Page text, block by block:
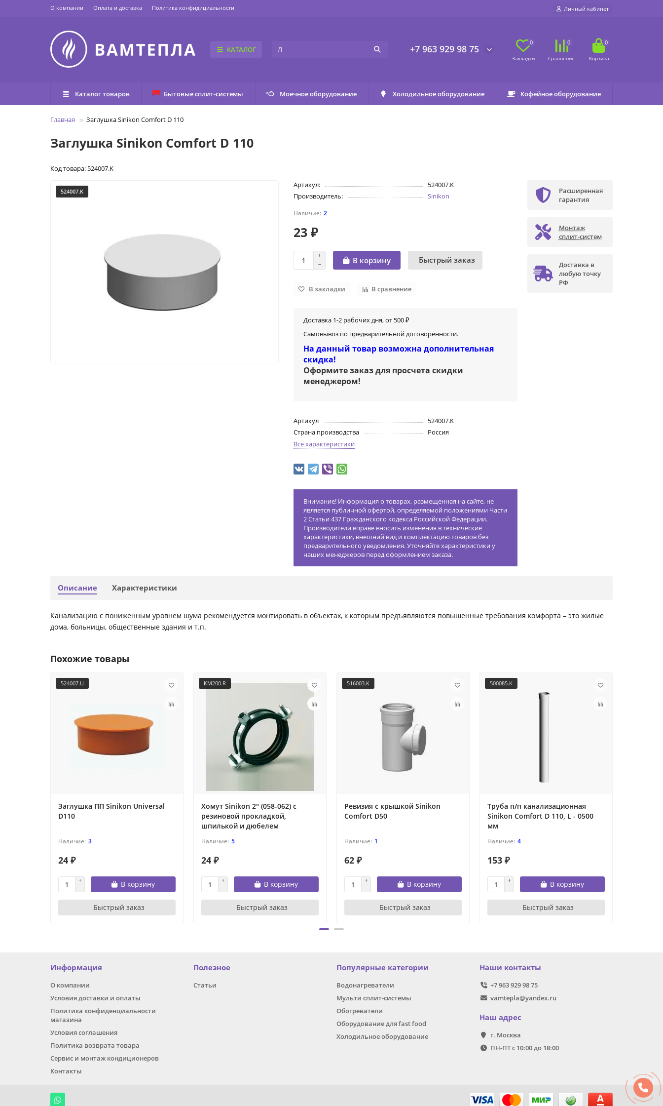
О компании Оплата и доставка Политика конфидициальности Личный кабинет
КАТАЛОГ +7 963 929 98 75
0 0 0
Каталог товаров Бытовые сплит-системы Моечное оборудование Холодильное оборудование Кофейное оборудование
Главная Заглушка Sinikon Comfort D 110
Заглушка Sinikon Comfort D 110
Код товара: 524007.K
524007.K
Артикул:
524007.K
Производитель:
Sinikon
2
23 ₽
В корзину Быстрый заказ
В закладки В сравнение
Доставка 1-2 рабочих дня, от 500 ₽
Самовывоз по предварительной договоренности.
На данный товар возможна дополнительная
скидка!
Оформите заказ для просчета скидки
менеджером!
Артикул
524007.K
Страна производства
Россия
Все характеристики
Внимание! Информация о товарах, размещенная на сайте, не
является публичной офертой, определяемой положениями Части
2 Статьи 437 Гражданского кодекса Российской Федерации.
Производители вправе вносить изменения в технические
характеристики, внешний вид и комплектацию товаров без
предварительного уведомления. Уточняйте характеристики у
наших менеджеров перед оформлением заказа.
Расширенная
гарантия
Монтаж
сплит-систем
Доставка в
любую точку
РФ
Описание Характеристики
Канализацию с пониженным уровнем шума рекомендуется монтировать в объектах, к которым предъявляются повышенные требования комфорта – это жилые
дома, больницы, общественные здания и т.п.
Похожие товары
524007.U
Заглушка ПП Sinikon Universal
D110
3
24 ₽
В корзину
Быстрый заказ
КM200.R
Хомут Sinikon 2" (058-062) с
резиновой прокладкой,
шпилькой и дюбелем
5
24 ₽
В корзину
Быстрый заказ
516003.K
Ревизия с крышкой Sinikon
Comfort D50
1
62 ₽
В корзину
Быстрый заказ
500085.K
Труба п/п канализационная
Sinikon Comfort D 110, L - 0500
мм
4
153 ₽
В корзину
Быстрый заказ
Информация
О компании
Условия доставки и оплаты
Политика конфиденциальности
магазина
Условия соглашения
Политика возврата товара
Сервис и монтаж кондиционеров
Контакты
Полезное
Статьи
Популярные категории
Водонагреватели
Мульти сплит-системы
Обогреватели
Оборудование для fast food
Холодильное оборудование
Наши контакты
+7 963 929 98 75
vamtepla@yandex.ru
Наш адрес
г. Москва
ПН-ПТ с 10:00 до 18:00